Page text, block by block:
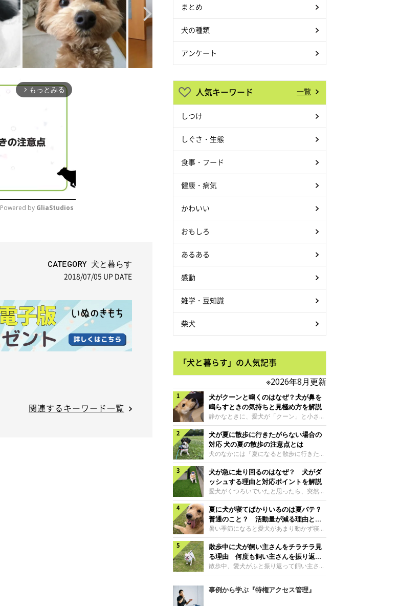
arrow_forward_ios もっとみる
Powered by GliaStudios
CATEGORY 犬と暮らす
2018/07/05 UP DATE
関連するキーワード一覧
まとめ
犬の種類
アンケート
人気キーワード 一覧
しつけ
しぐさ・生態
食事・フード
健康・病気
かわいい
おもしろ
あるある
感動
雑学・豆知識
柴犬
「犬と暮らす」の人気記事
※2026年8月更新
犬がクーンと鳴くのはなぜ？犬が鼻を
鳴らすときの気持ちと見極め方を解説
静かなときに、愛犬が「クーン」と小さく
鳴いたり、鼻を鳴らすような音を出したり
することはありませんか？ 大きく吠える
わけではない分、「不安なの？それとも何
かお願いしているの？」と気になる飼い主
さんもいるかもしれません。今回は、犬が
クーンと鳴く理由や鼻鳴らしの背景、見極
め方と対応のポイントなどについて、いぬ
のきもち獣医師相談室の原 駿太朗先生に
伺いました。クーンと鳴くのはどんな気持
ち？いぬのきもち投稿写真ギャラリー犬が
クーンと小さく鳴くときは、何らかの感情
を伝えようとしている場合があると考えら
れています。大
犬が夏に散歩に行きたがらない場合の
対応 犬の夏の散歩の注意点とは
犬のなかには『夏になると散歩に行きたが
らない、歩かなくなる』『暑い季節は散歩
の気配を察すると涼しい部屋から出ようと
しない』など散歩に行きたがらないコもい
るようです。愛犬の運動をさせてあげたい
のに、散歩に行きたがらない。このような
場合はどう対応すればよいのでしょうか？
「愛犬が夏に散歩に行きたがらない場合の
対応」について、いぬのきもち獣医師相談
室の白山さとこ先生に聞きました。Q.夏に
犬の散歩に行くときの注意点は？ いぬの
きもち投稿写真ギャラリーーー夏に愛犬と
散歩に行くときは、どのようなことに注意
をするとよい
犬が急に走り回るのはなぜ？ 犬がダ
ッシュする理由と対応ポイントを解説
愛犬がくつろいでいたと思ったら、突然部
屋の中を走り回り始める――そんな様子に
驚いたことはありませんか？ 急な動きに
「何が起きているの？」と戸惑う飼い主さ
んも多いでしょう。落ち着いていたはずな
のに、急にスイッチが入ったように見える
と不安になることもあります。今回は、犬
が急に走り回る理由や見極め方などについ
て、いぬのきもち獣医師相談室の岡本りさ
先生に伺いました。犬が急に走り回るのは
ラリー犬が突然走り回る行動は、必ずしも
夏に犬が寝てばかりいるのは夏バテ？
普通のこと？ 活動量が減る理由と対
策とは
暑い季節になると愛犬があまり動かず寝て
ばかりだと感じる飼い主さんはいません
か？その様子に、愛犬が夏バテで疲れてい
るのか、元気がないのかなど不安に感じる
方もいるのではないかと思います。 で
は、犬が寝てばかりいるときに対処が必要
かを見極める方法はあるのでしょうか？
「犬の活動量が夏に減る理由と対策」につ
散歩中に犬が飼い主さんをチラチラ見
る理由 何度も飼い主さんを振り返る
のはなぜ？
散歩中、愛犬がふと振り返って飼い主さん
の様子を確認する…そんな場面に心当たり
はありませんか？ 何度もチラチラ見られ
ると、「何か気になることがあるの？」
事例から学ぶ『特権アクセス管理』